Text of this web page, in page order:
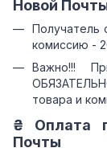
Новой
Получатель
комиссию -
Важно!!!
товара и
₴ Оплата
Почты